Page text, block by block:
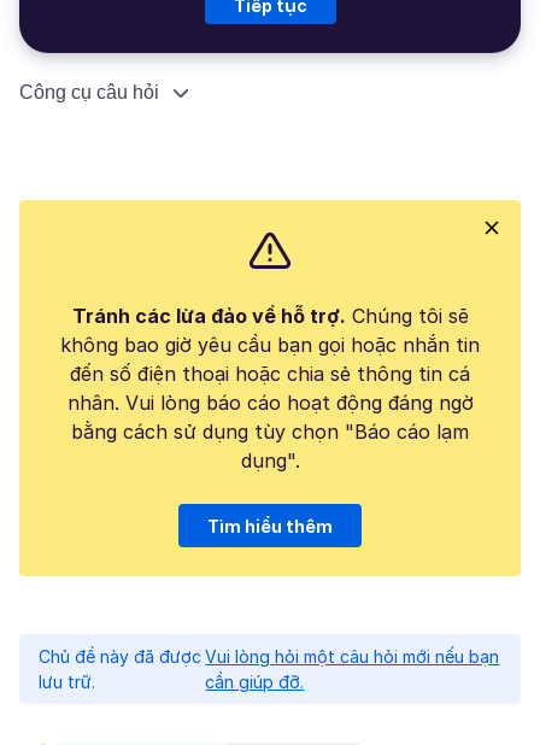
Tiếp tục
Công cụ câu hỏi
Tránh các lừa đảo về hỗ trợ. Chúng tôi sẽ
không bao giờ yêu cầu bạn gọi hoặc nhắn tin
đến số điện thoại hoặc chia sẻ thông tin cá
nhân. Vui lòng báo cáo hoạt động đáng ngờ
bằng cách sử dụng tùy chọn "Báo cáo lạm
dụng".
Tìm hiểu thêm
Chủ đề này đã được
lưu trữ.
Vui lòng hỏi một câu hỏi mới nếu bạn
cần giúp đỡ.